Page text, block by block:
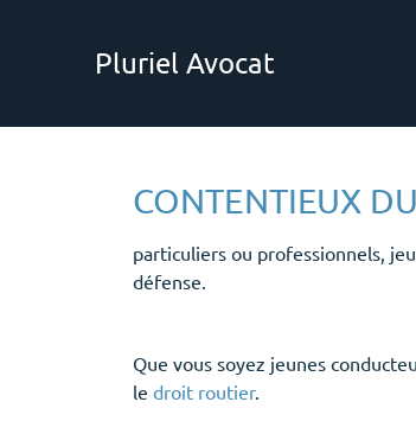
Pluriel Avocat
CONTENTIEUX
particuliers ou professionnels,
défense.
Que vous soyez jeunes
le droit routier.